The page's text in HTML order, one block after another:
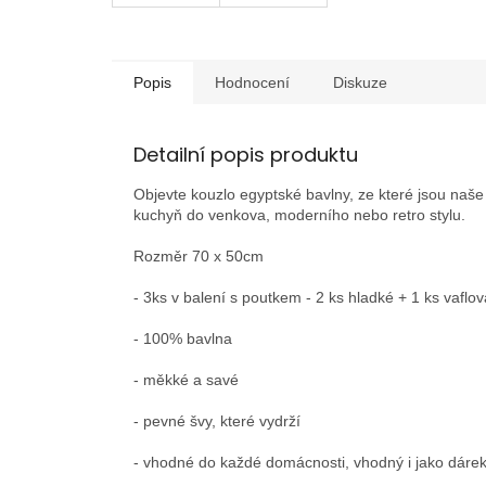
Popis Hodnocení Diskuze
Detailní popis produktu
Objevte kouzlo egyptské bavlny, ze které jsou
kuchyň do venkova, moderního nebo retro stylu.
Rozměr 70 x 50cm
- 3ks v balení s poutkem - 2 ks hladké + 1 ks
- 100% bavlna
- měkké a savé
- pevné švy, které vydrží
- vhodné do každé domácnosti, vhodný i jako dárek